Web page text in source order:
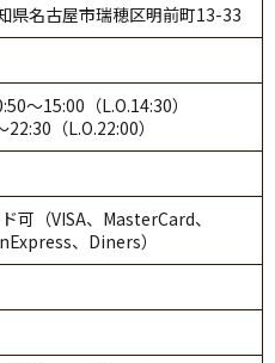
県名古屋市瑞穂区明前町13-33
～15:00（L.O.14:30）
（L.O.22:00）
可（VISA、MasterCard、
、Diners）